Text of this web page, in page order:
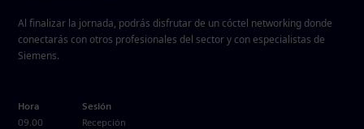
Al finalizar la jornada, podrás disfrutar de un cóctel networking donde
conectarás con otros profesionales del sector y con especialistas de
Siemens.
Hora
Sesión
09.00
Recepción